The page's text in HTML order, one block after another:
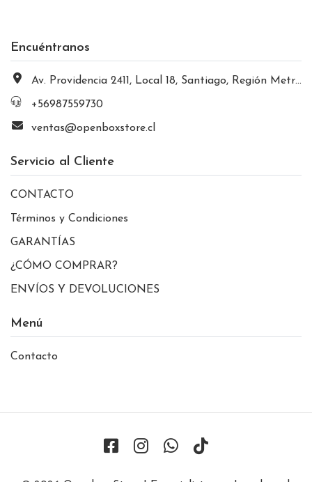
Encuéntranos
Av. Providencia 2411, Local 18, Santiago, Región Metropolitana, Chile
+56987559730
ventas@openboxstore.cl
Servicio al Cliente
CONTACTO
Términos y Condiciones
GARANTÍAS
¿CÓMO COMPRAR?
ENVÍOS Y DEVOLUCIONES
Menú
Contacto